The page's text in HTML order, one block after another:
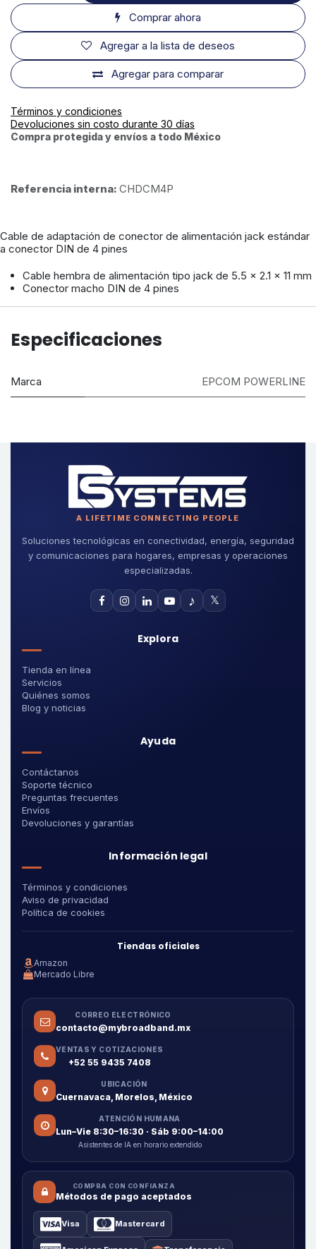
Comprar ahora
Agregar para comparar
Agregar a la lista de deseos
Términos y condiciones
Devoluciones sin costo durante 30 días
Compra protegida y envíos a todo México
Referencia interna: CHDCM4P
Cable de adaptación de conector de alimentación jack estándar
a conector DIN de 4 pines
Cable hembra de alimentación tipo jack de 5.5 x 2.1 x 11 mm
Conector macho DIN de 4 pines
Especificaciones
Marca EPCOM POWERLINE
A LIFETIME CONNECTING PEOPLE
Soluciones tecnológicas en conectividad, energía, seguridad
y comunicaciones para hogares, empresas y operaciones
especializadas.
♪ 𝕏
Explora
Tienda en línea
Servicios
Quiénes somos
Blog y noticias
Ayuda
Contáctanos
Soporte técnico
Preguntas frecuentes
Envíos
Devoluciones y garantías
Información legal
Términos y condiciones
Aviso de privacidad
Política de cookies
Tiendas oficiales
Amazon
Mercado Libre
CORREO ELECTRÓNICO
contacto@mybroadband.mx
VENTAS Y COTIZACIONES
+52 55 9435 7408
UBICACIÓN
Cuernavaca, Morelos, México
ATENCIÓN HUMANA
Lun–Vie 8:30–16:30 · Sáb 9:00–14:00
Asistentes de IA en horario extendido
COMPRA CON CONFIANZA
Métodos de pago aceptados
Visa Mastercard